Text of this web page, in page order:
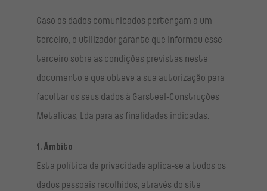
Caso os dados comunicados pertençam a um
terceiro, o utilizador garante que informou esse
terceiro sobre as condições previstas neste
documento e que obteve a sua autorização para
facultar os seus dados à Garsteel-Construções
Metalicas, Lda para as finalidades indicadas.
1. Âmbito
Esta política de privacidade aplica-se a todos os
dados pessoais recolhidos, através do site